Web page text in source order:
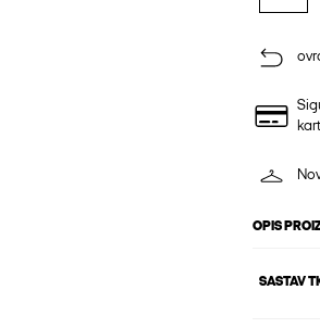
OPIS
SASTAV